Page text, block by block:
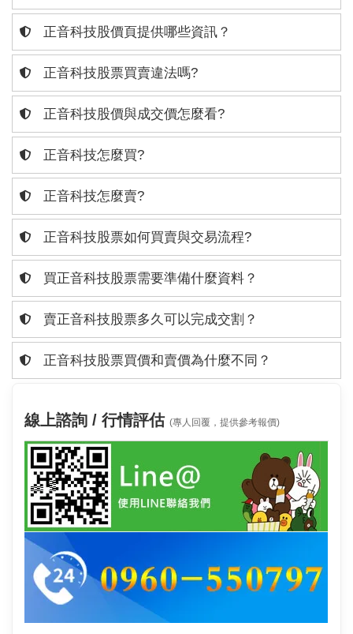
正音科技股價頁提供哪些資訊？
正音科技股票買賣違法嗎?
正音科技股價與成交價怎麼看?
正音科技怎麼買?
正音科技怎麼賣?
正音科技股票如何買賣與交易流程?
買正音科技股票需要準備什麼資料？
賣正音科技股票多久可以完成交割？
正音科技股票買價和賣價為什麼不同？
線上諮詢 / 行情評估 (專人回覆，提供參考報價)